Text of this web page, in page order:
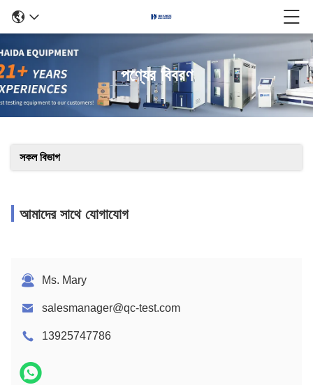
পণ্যের বিবরণ
সকল বিভাগ
আমাদের সাথে যোগাযোগ
Ms. Mary
salesmanager@qc-test.com
13925747786